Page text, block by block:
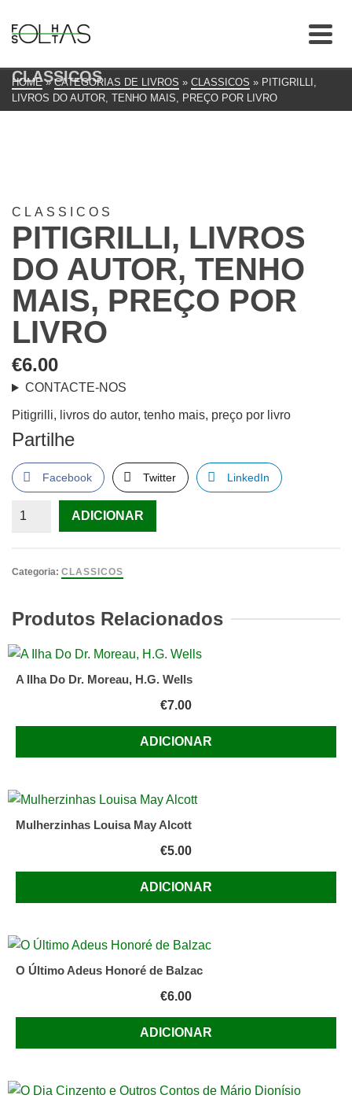
CLASSICOS
HOME » CATEGORIAS DE LIVROS » CLASSICOS » PITIGRILLI,
LIVROS DO AUTOR, TENHO MAIS, PREÇO POR LIVRO
CLASSICOS
PITIGRILLI, LIVROS
DO AUTOR, TENHO
MAIS, PREÇO POR
LIVRO
€6.00
CONTACTE-NOS
Pitigrilli, livros do autor, tenho mais, preço por livro
Partilhe
Facebook Twitter LinkedIn
Quantidade
livros
tenho
mais,
por
ADICIONAR
Categoria: CLASSICOS
Produtos Relacionados
A Ilha Do Dr. Moreau, H.G. Wells
€7.00
ADICIONAR
Mulherzinhas Louisa May Alcott
€5.00
ADICIONAR
O Último Adeus Honoré de Balzac
€6.00
ADICIONAR